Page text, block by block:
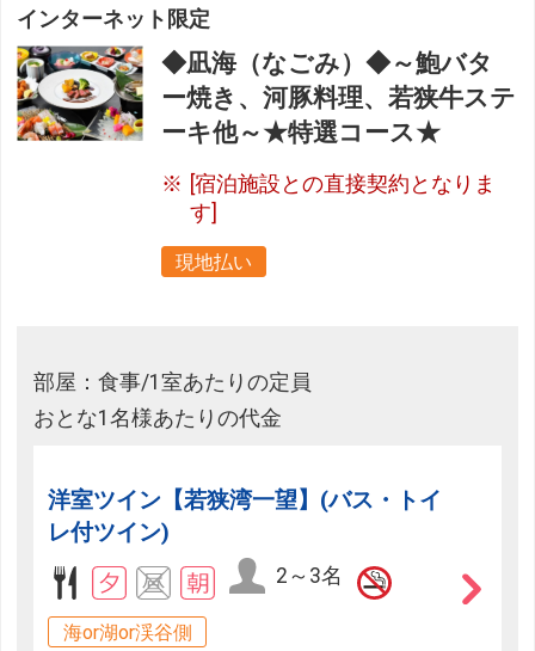
インターネット限定
◆凪海（なごみ）◆～鮑バタ
ー焼き、河豚料理、若狭牛ステ
ーキ他～★特選コース★
[宿泊施設との直接契約となりま
す]
現地払い
部屋：食事/1室あたりの定員
おとな1名様あたりの代金
洋室ツイン【若狭湾一望】(バス・トイ
レ付ツイン)
2～3名
海or湖or渓谷側